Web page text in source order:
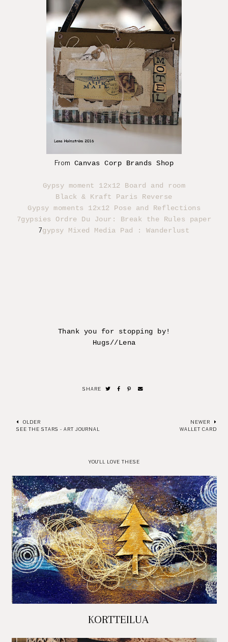
From Canvas Corp Brands Shop
Gypsy moment 12x12 Board and room
Black & Kraft Paris Reverse
Gypsy moments 12x12 Pose and Reflections
7gypsies Ordre Du Jour: Break the Rules paper
7gypsy Mixed Media Pad : Wanderlust
Thank you for stopping by!
Hugs//Lena
SHARE
OLDER
SEE THE STARS - ART JOURNAL
NEWER
WALLET CARD
YOU'LL LOVE THESE
KORTTEILUA